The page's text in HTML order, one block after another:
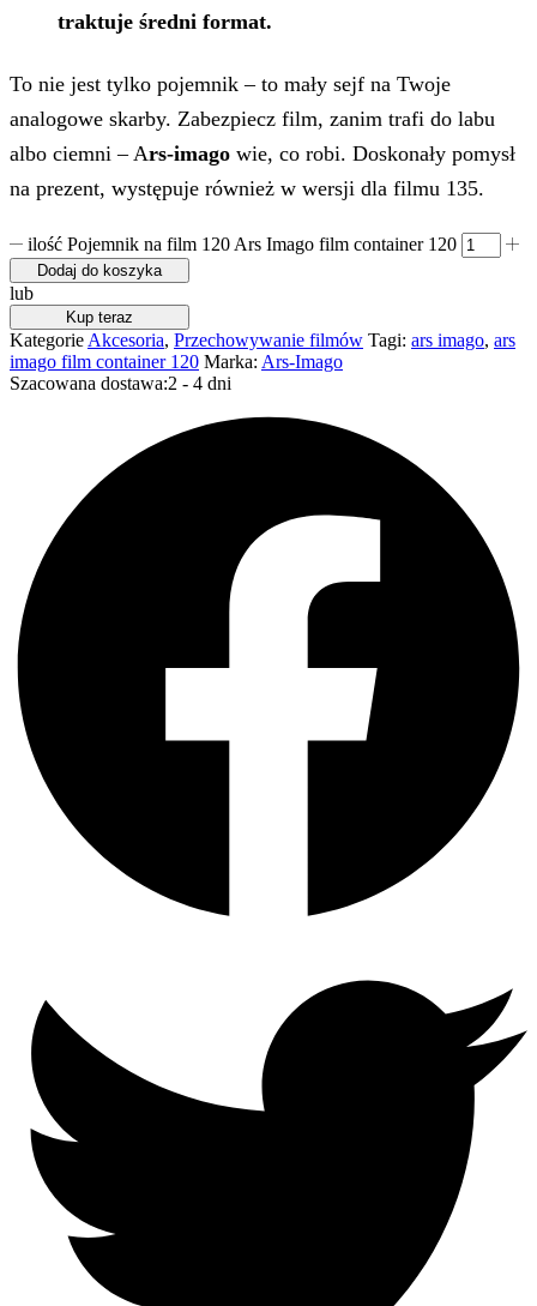
traktuje średni format.
To nie jest tylko pojemnik – to mały sejf na Twoje
analogowe skarby. Zabezpiecz film, zanim trafi do labu
albo ciemni – Ars-imago wie, co robi. Doskonały pomysł
na prezent, występuje również w wersji dla filmu 135.
ilość Pojemnik na film 120 Ars Imago film container 120
Dodaj do koszyka
lub
Kup teraz
KategorieAkcesoria, Przechowywanie filmów Tagi: ars imago, ars
imago film container 120 Marka: Ars-Imago
Szacowana dostawa:2 - 4 dni